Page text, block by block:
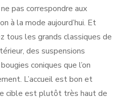
pas correspondre aux
à la mode aujourd’hui. Et
tous les grands classiques de
des suspensions
coniques que l’on
L’accueil est bon et
cible est plutôt très haut de